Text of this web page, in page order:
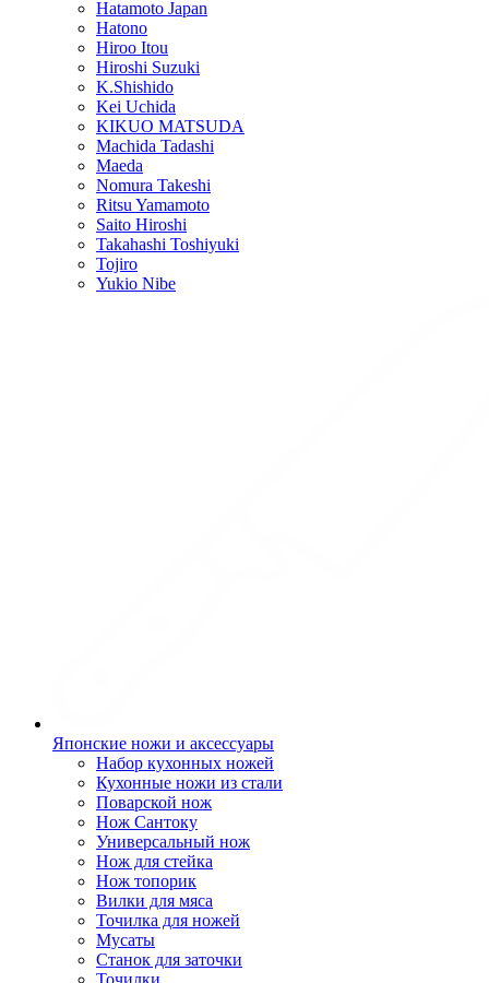
Hatamoto Japan
Hatono
Hiroo Itou
Hiroshi Suzuki
K.Shishido
Kei Uchida
KIKUO MATSUDA
Machida Tadashi
Maeda
Nomura Takeshi
Ritsu Yamamoto
Saito Hiroshi
Takahashi Toshiyuki
Tojiro
Yukio Nibe
Японские ножи и аксессуары
Набор кухонных ножей
Кухонные ножи из стали
Поварской нож
Нож Сантоку
Универсальный нож
Нож для стейка
Нож топорик
Вилки для мяса
Точилка для ножей
Мусаты
Станок для заточки
Точилки